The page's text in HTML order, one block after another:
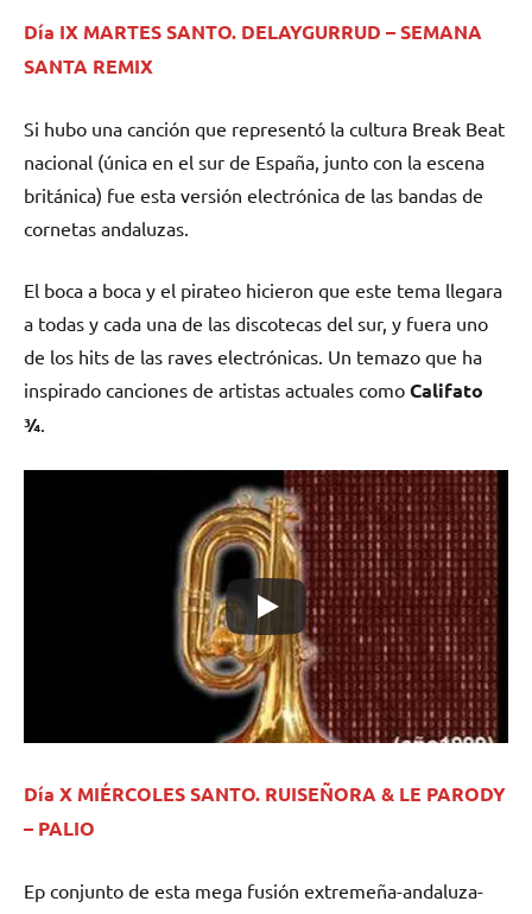
Día IX MARTES SANTO. DELAYGURRUD – SEMANA
SANTA REMIX
Si hubo una canción que representó la cultura Break Beat
nacional (única en el sur de España, junto con la escena
británica) fue esta versión electrónica de las bandas de
cornetas andaluzas.
El boca a boca y el pirateo hicieron que este tema llegara
a todas y cada una de las discotecas del sur, y fuera uno
de los hits de las raves electrónicas. Un temazo que ha
inspirado canciones de artistas actuales como Califato
¾.
Día X MIÉRCOLES SANTO. RUISEÑORA & LE PARODY
– PALIO
Ep conjunto de esta mega fusión extremeña-andaluza-